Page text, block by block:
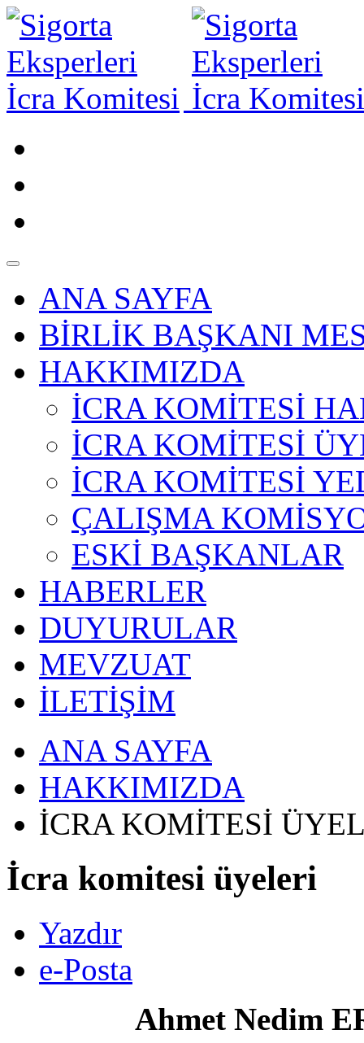
ANA SAYFA
BİRLİK BAŞKANI
HAKKIMIZDA
İCRA KOMİTESİ
İCRA KOMİTESİ
İCRA KOMİTESİ
ÇALIŞMA
ESKİ BAŞKANLAR
HABERLER
DUYURULAR
MEVZUAT
İLETİŞİM
ANA SAYFA
HAKKIMIZDA
İCRA KOMİTESİ
İcra komitesi üyeleri
Yazdır
e-Posta
Ahmet Nedim